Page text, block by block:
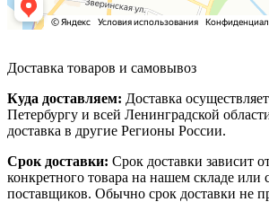
Доставка товаров и самовывоз
Куда доставляем: Доставка
Петербургу и всей Ленинградской
доставка в другие Регионы России.
Срок доставки: Срок доставки зависит
конкретного товара на нашем складе или
поставщиков. Обычно срок доставки не